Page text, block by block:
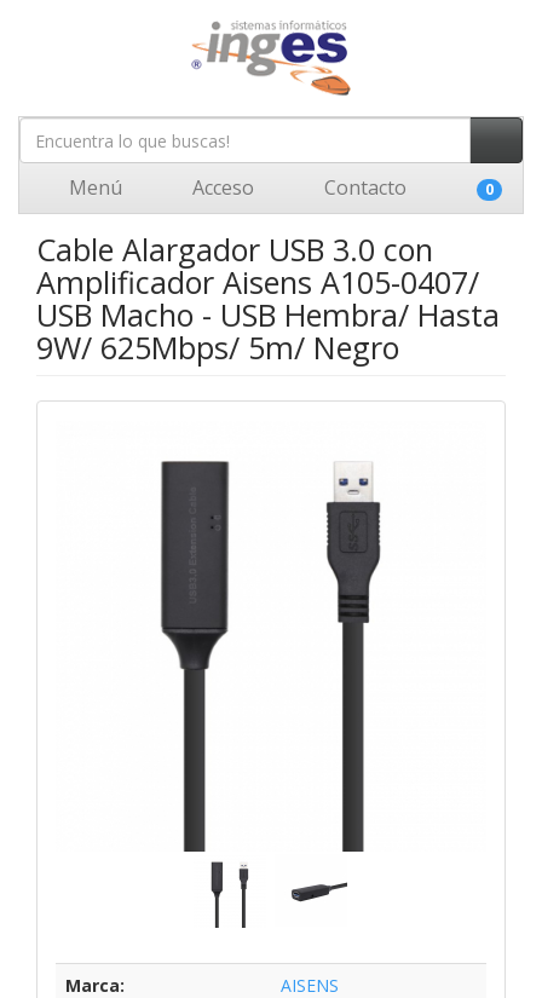
Menú Acceso Contacto 0
Cable Alargador USB 3.0 con
Amplificador Aisens A105-0407/
USB Macho - USB Hembra/ Hasta
9W/ 625Mbps/ 5m/ Negro
Marca:
AISENS